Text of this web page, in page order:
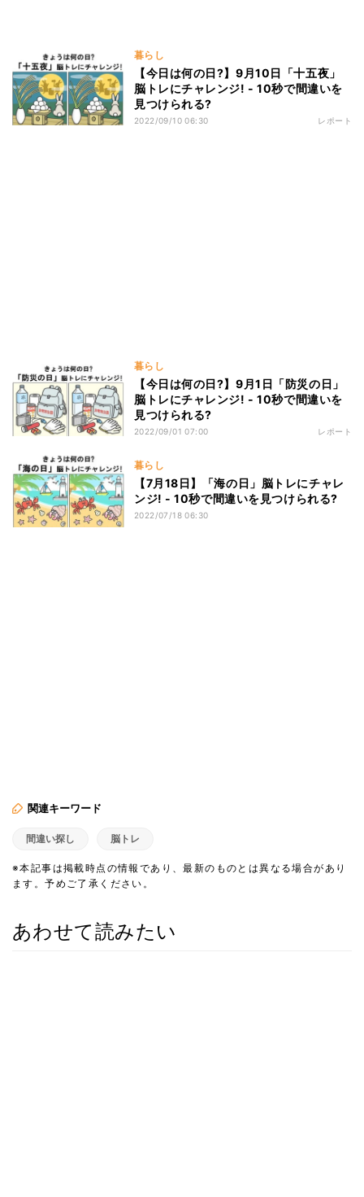
暮らし
【今日は何の日?】9月10日「十五夜」
脳トレにチャレンジ! - 10秒で間違いを
見つけられる?
2022/09/10 06:30 レポート
暮らし
【今日は何の日?】9月1日「防災の日」
脳トレにチャレンジ! - 10秒で間違いを
見つけられる?
2022/09/01 07:00 レポート
暮らし
【7月18日】「海の日」脳トレにチャレ
ンジ! - 10秒で間違いを見つけられる?
2022/07/18 06:30
関連キーワード
間違い探し 脳トレ
※本記事は掲載時点の情報であり、最新のものとは異なる場合があり
ます。予めご了承ください。
あわせて読みたい